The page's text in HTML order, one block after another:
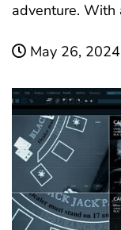
adventure.
May 26, 2024